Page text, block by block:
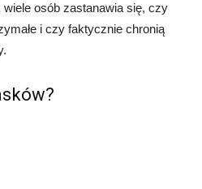
osób zastanawia się, czy
i czy faktycznie chronią